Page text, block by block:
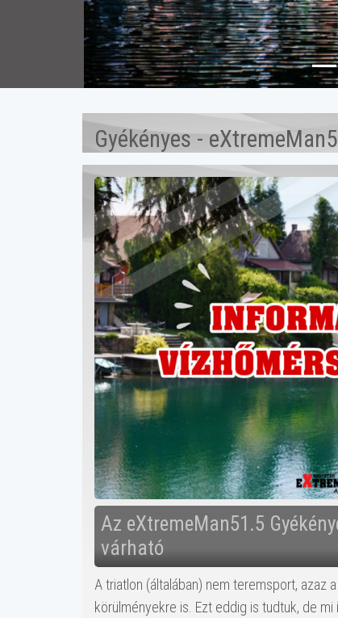
Gyékényes -
Az eXtremeMan51.5
várható
A triatlon (általában) nem teremsport, azaz
körülményekre is. Ezt eddig is tudtuk, de mi